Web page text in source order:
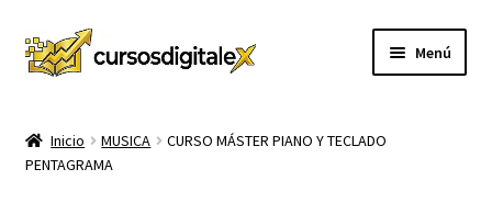
Ir
a
Ir
al
Menú
TIENDA
Inicio MUSICA
CURSO MÁSTER PIANO Y TECLADO
PENTAGRAMA